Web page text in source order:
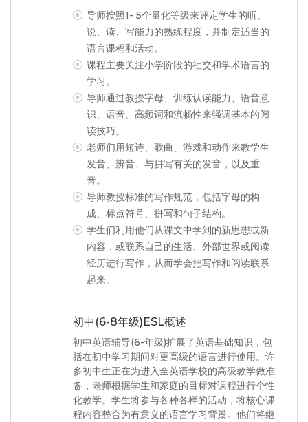
导师按照1- 5个量化等级来评定学生的听、
说、读、写能力的熟练程度，并制定适当的
语言课程和活动。
课程主要关注小学阶段的社交和学术语言的
学习。
导师通过教授字母、训练认读能力、语音意
识、语音、高频词和流畅性来强调基本的阅
读技巧。
老师们用短诗、歌曲、游戏和动作来教学生
发音、辨音、与拼写有关的发音，以及重
音。
导师教授标准的写作规范，包括字母的构
成、标点符号、拼写和句子结构。
学生们利用他们从课文中学到的新思想或新
内容，或联系自己的生活、外部世界或阅读
经历进行写作，从而学会把写作和阅读联系
起来。
初中(6-8年级)ESL概述
初中英语辅导(6-年级)扩展了英语基础知识，包
括在初中学习期间对更高级的语言进行使用。许
多初中生正在为进入全英语学校的高级教学做准
备，老师根据学生和家庭的目标对课程进行个性
化教学。学生将参与各种各样的活动，将核心课
程内容整合为有意义的语言学习背景。他们将继